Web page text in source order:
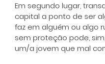
Em segundo lugar,
capital a ponto de ser
faz em alguém ou algo
sem proteção pode,
um/a jovem que mal